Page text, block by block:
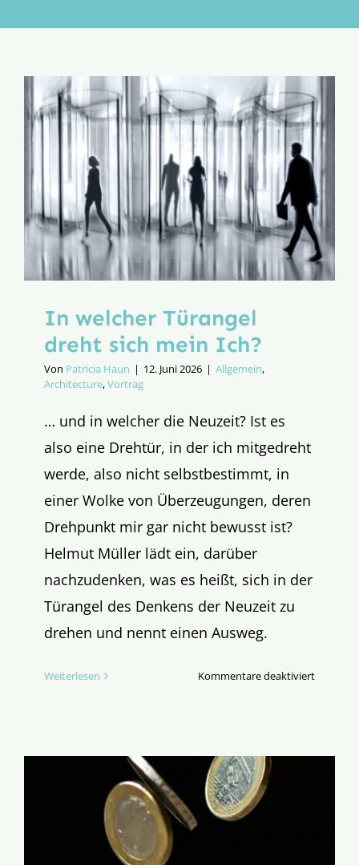
Aktion
In welcher Türangel
dreht sich mein Ich?
Von Patricia Haun | 12. Juni 2026 | Allgemein,
Architecture,Vortrag
… und in welcher die Neuzeit? Ist es
also eine Drehtür, in der ich mitgedreht
werde, also nicht selbstbestimmt, in
einer Wolke von Überzeugungen, deren
Drehpunkt mir gar nicht bewusst ist?
Helmut Müller lädt ein, darüber
nachzudenken, was es heißt, sich in der
Türangel des Denkens der Neuzeit zu
drehen und nennt einen Ausweg.
Weiterlesen Kommentare deaktiviertfür